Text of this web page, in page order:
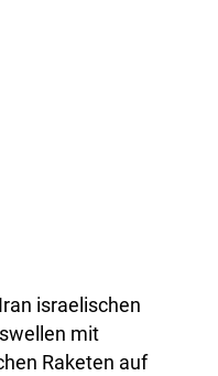
israelischen
mit
Raketen auf